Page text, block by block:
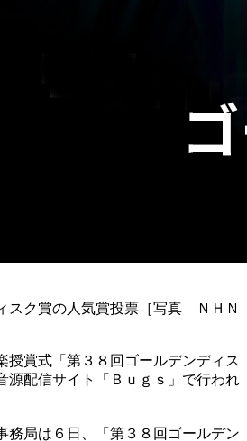
スク賞の人気賞投票［写真 ＮＨＮ
授賞式「第３８回ゴールデンディス
源配信サイト「Ｂｕｇｓ」で行われ
務局は６日、「第３８回ゴールデン